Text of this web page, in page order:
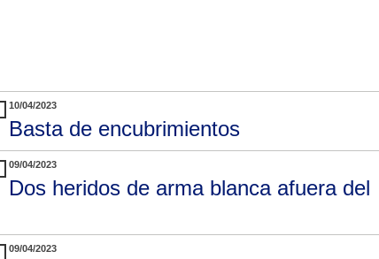
10/04/2023
Basta de encubrimientos
09/04/2023
Dos heridos de arma blanca afuera del
09/04/2023